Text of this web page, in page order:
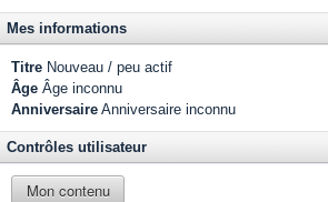
Mes informations
Titre Nouveau / peu actif
Âge Âge inconnu
Anniversaire Anniversaire inconnu
Contrôles utilisateur
Mon contenu